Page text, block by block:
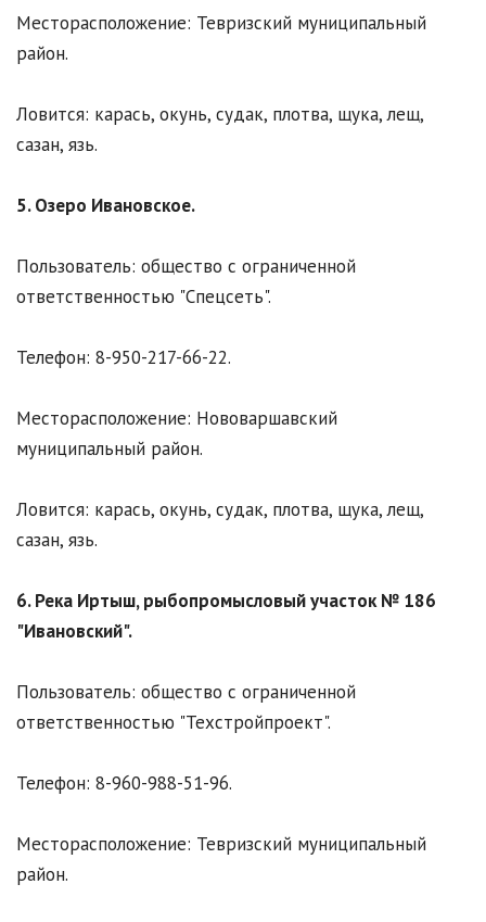
Месторасположение: Тевризский муниципальный
район.
Ловится: карась, окунь, судак, плотва, щука, лещ,
сазан, язь.
5. Озеро Ивановское.
Пользователь: общество с ограниченной
ответственностью "Спецсеть".
Телефон: 8-950-217-66-22.
Месторасположение: Нововаршавский
муниципальный район.
Ловится: карась, окунь, судак, плотва, щука, лещ,
сазан, язь.
6. Река Иртыш, рыбопромысловый участок № 186
"Ивановский".
Пользователь: общество с ограниченной
ответственностью "Техстройпроект".
Телефон: 8-960-988-51-96.
Месторасположение: Тевризский муниципальный
район.